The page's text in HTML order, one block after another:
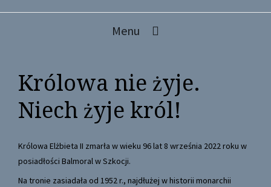
Menu
Królowa nie żyje.
Niech żyje król!
Królowa Elżbieta II zmarła w wieku 96 lat 8 września 2022 roku w
posiadłości Balmoral w Szkocji.
Na tronie zasiadała od 1952 r., najdłużej w historii monarchii